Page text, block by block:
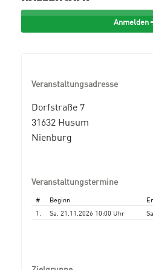
Anmelden
Veranstaltungsadresse
Dorfstraße 7
31632 Husum
Nienburg
Veranstaltungstermine
# Beginn
1.
Sa. 21.11.2026 10:00 Uhr